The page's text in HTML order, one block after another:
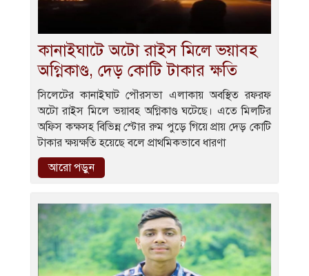
কানাইঘাটে অটো রাইস মিলে ভয়াবহ
অগ্নিকাণ্ড, দেড় কোটি টাকার ক্ষতি
সিলেটের কানাইঘাট পৌরসভা এলাকায় অবস্থিত রফরফ
অটো রাইস মিলে ভয়াবহ অগ্নিকাণ্ড ঘটেছে। এতে মিলটির
অফিস কক্ষসহ বিভিন্ন স্টোর রুম পুড়ে গিয়ে প্রায় দেড় কোটি
টাকার ক্ষয়ক্ষতি হয়েছে বলে প্রাথমিকভাবে ধারণা
আরো পড়ুন